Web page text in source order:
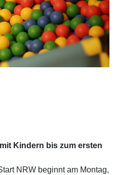
Kindern bis zum ersten
NRW beginnt am Montag,